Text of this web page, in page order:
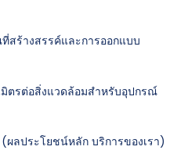
ร้างสรรค์และการออกแบบ
ตรต่อสิ่งแวดล้อมสำหรับอุปกรณ์
ผลประโยชน์หลัก บริการของเรา)